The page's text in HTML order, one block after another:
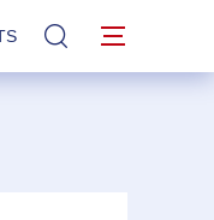
站内搜索